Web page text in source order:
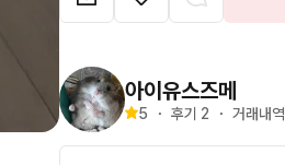
아이유스즈메
5 ・ 후기 2 ・ 거래내역